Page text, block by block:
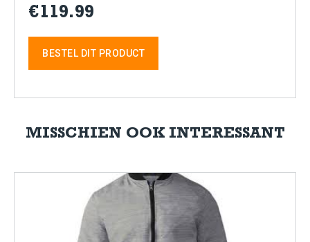
€119.99
BESTEL DIT PRODUCT
MISSCHIEN OOK INTERESSANT